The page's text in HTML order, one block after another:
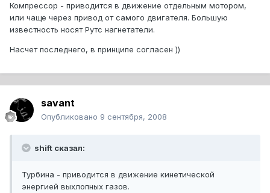
Компрессор - приводится в движение отдельным мотором,
или чаще через привод от самого двигателя. Большую
известность носят Рутс нагнетатели.
Насчет последнего, в принципе согласен ))
savant
Опубликовано 9 сентября, 2008
shift сказал:
Турбина - приводится в движение кинетической
энергией выхлопных газов.